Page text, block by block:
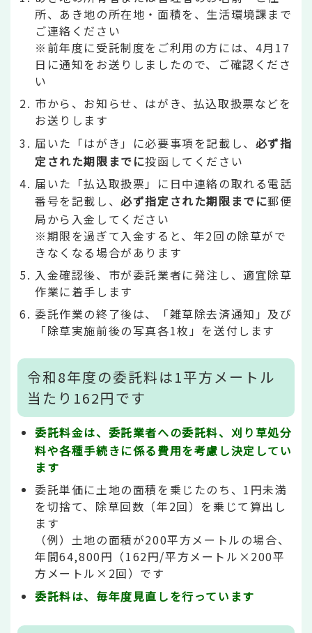
所、あき地の所在地・面積を、生活環境課まで
ご連絡ください
※前年度に受託制度をご利用の方には、4月17
日に通知をお送りしましたので、ご確認くださ
い
市から、お知らせ、はがき、払込取扱票などを
お送りします
届いた「はがき」に必要事項を記載し、 必ず指
定された期限までに投函してください
届いた「払込取扱票」に日中連絡の取れる電話
番号を記載し、必ず指定された期限までに郵便
局から入金してください
※期限を過ぎて入金すると、年2回の除草がで
きなくなる場合があります
入金確認後、市が委託業者に発注し、適宜除草
作業に着手します
委託作業の終了後は、「雑草除去済通知」及び
「除草実施前後の写真各1枚」を送付します
令和8年度の委託料は1平方メートル
当たり162円です
委託料金は、委託業者への委託料、刈り草処分
料や各種手続きに係る費用を考慮し決定してい
ます
委託単価に土地の面積を乗じたのち、1円未満
を切捨て、除草回数（年2回）を乗じて算出し
ます
（例）土地の面積が200平方メートルの場合、
年間64,800円（162円/平方メートル×200平
方メートル×2回）です
委託料は、毎年度見直しを行っています